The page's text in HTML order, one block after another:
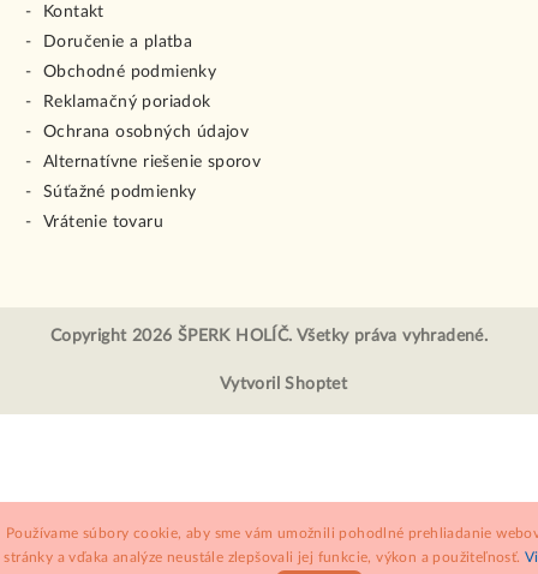
Používame súbory cookie, aby sme vám umožnili pohodlné prehliadanie
stránky a vďaka analýze neustále zlepšovali jej funkcie, výkon a použiteľnosť.
Kontakt
Doručenie a platba
Obchodné podmienky
Reklamačný poriadok
Ochrana osobných údajov
Alternatívne riešenie sporov
Súťažné podmienky
Vrátenie tovaru
Copyright 2026 ŠPERK HOLÍČ. Všetky práva vyhradené.
Vytvoril Shoptet